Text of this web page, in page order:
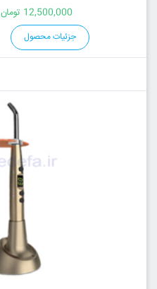
12,500,000 تومان
جزئیات محصول